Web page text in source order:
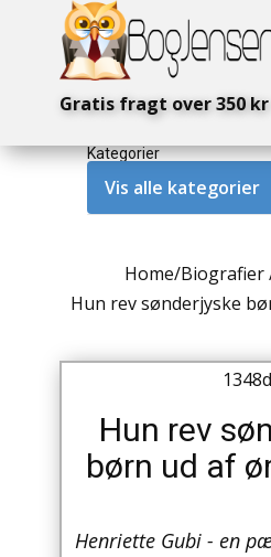
Gratis fragt over 350 kr
Kategorier
Vis alle kategorier
Amerika / USA
Antikke / Specielle
Antikviteter
Arkæologi
Arkitektur
Home/Biografier
Hun rev sønderjyske
1348d
Hun rev
børn ud af
Henriette Gubi - en